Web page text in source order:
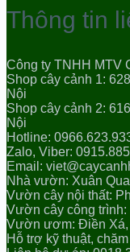
Thông tin
Công ty TNHH MTV
Shop cây cảnh 1:
Nội
Shop cây cảnh 2:
Nội
Hotline:
Zalo, Viber:
Email:
Nhà vườn: Xuân
Vườn cây nội thất:
Vườn cây công trình:
Vườn ươm: Điền Xá,
Hỗ trợ kỹ thuật,